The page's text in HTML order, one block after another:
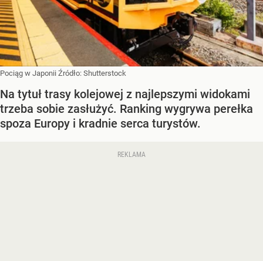
Pociąg w Japonii Źródło: Shutterstock
Na tytuł trasy kolejowej z najlepszymi widokami
trzeba sobie zasłużyć. Ranking wygrywa perełka
spoza Europy i kradnie serca turystów.